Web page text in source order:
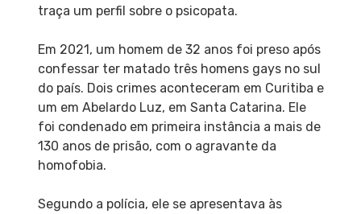
traça um perfil sobre o psicopata.
Em 2021, um homem de 32 anos foi preso após
confessar ter matado três homens gays no sul
do país. Dois crimes aconteceram em Curitiba e
um em Abelardo Luz, em Santa Catarina. Ele
foi condenado em primeira instância a mais de
130 anos de prisão, com o agravante da
homofobia.
Segundo a polícia, ele se apresentava às